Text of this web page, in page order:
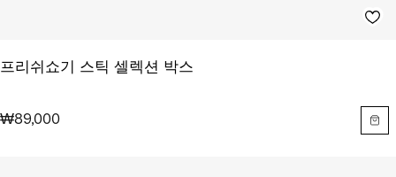
프리쉬쇼기 스틱 셀렉션 박스
₩89,000